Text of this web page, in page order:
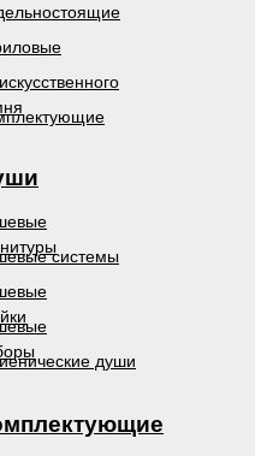
системы
души